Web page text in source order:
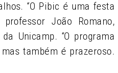
“O Pibic é uma festa
João Romano,
Unicamp. “O programa
também é prazeroso.